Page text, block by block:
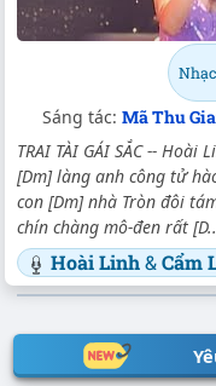
Sáng tác: Mã Thu
TRAI TÀI GÁI SẮC --
[Dm] làng anh công tử
con [Dm] nhà Tròn đôi
chín chàng mô-đen rất
Hoài Linh&Cẩm